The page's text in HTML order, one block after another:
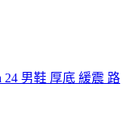
24 男鞋 厚底 緩震 路